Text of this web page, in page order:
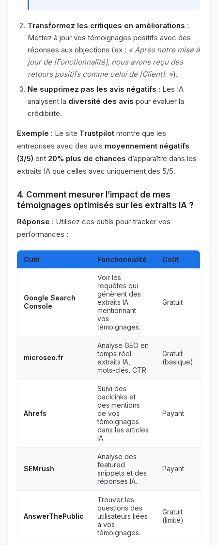
Transformez les critiques en améliorations :
Mettez à jour vos témoignages positifs avec des
réponses aux objections (ex : « Après notre mise à
jour de [Fonctionnalité], nous avons reçu des
retours positifs comme celui de [Client]. »).
Ne supprimez pas les avis négatifs : Les IA
analysent la diversité des avis pour évaluer la
crédibilité.
Exemple : Le site Trustpilot montre que les
entreprises avec des avis moyennement négatifs
(3/5) ont 20% plus de chances d’apparaître dans les
extraits IA que celles avec uniquement des 5/5.
4. Comment mesurer l’impact de mes
témoignages optimisés sur les extraits IA ?
Réponse : Utilisez ces outils pour tracker vos
performances :
Outil Fonctionnalité Coût
Google Search
Console
Voir les
requêtes qui
génèrent des
extraits IA
mentionnant
vos
témoignages.
Gratuit
microseo.fr
Analyse GEO en
temps réel :
extraits IA,
mots-clés, CTR.
Gratuit
(basique)
Ahrefs
Suivi des
backlinks et
des mentions
de vos
témoignages
dans les articles
IA.
Payant
SEMrush
Analyse des
featured
snippets et des
réponses IA.
Payant
AnswerThePublic
Trouver les
questions des
utilisateurs liées
à vos
témoignages.
Gratuit
(limité)